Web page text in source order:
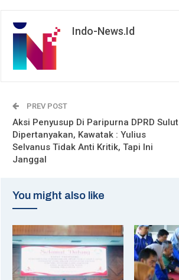
Indo-News.id
PREV POST
Aksi Penyusup Di Paripurna DPRD Sulut
Dipertanyakan, Kawatak : Yulius
Selvanus Tidak Anti Kritik, Tapi Ini
Janggal
You might also like